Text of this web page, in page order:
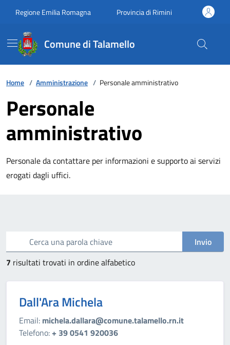
Regione Emilia Romagna Provincia di Rimini
Comune di Talamello
Home / Amministrazione / Personale amministrativo
Personale
amministrativo
Personale da contattare per informazioni e supporto ai servizi
erogati dagli uffici.
Invio
7 risultati trovati in ordine alfabetico
Dall'Ara Michela
Email: michela.dallara@comune.talamello.rn.it
Telefono:+ 39 0541 920036